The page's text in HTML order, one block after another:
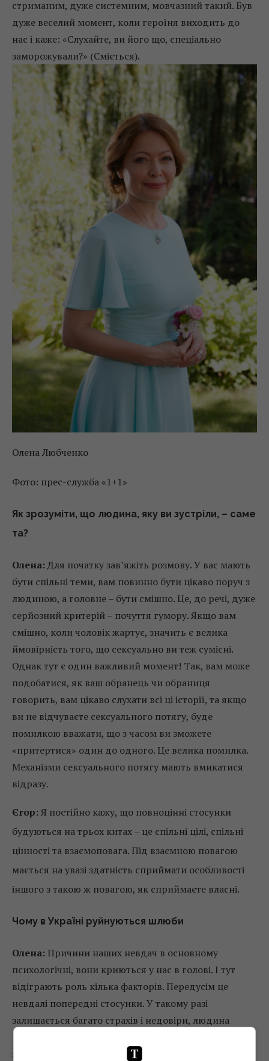
стриманим, дуже системним, мовчазний такий. Був
дуже веселий момент, коли героїня виходить до
нас і каже: «Слухайте, ви його що, спеціально
заморожували?» (Сміється).
Олена Любченко
Фото: прес-служба «1+1»
Як зрозуміти, що людина, яку ви зустріли, – саме
та?
Олена:Для початку зав’яжіть розмову. У вас мають
бути спільні теми, вам повинно бути цікаво поруч з
людиною, а головне – бути смішно. Це, до речі, дуже
серйозний критерій – почуття гумору. Якщо вам
смішно, коли чоловік жартує, значить є велика
ймовірність того, що сексуально ви теж сумісні.
Однак тут є один важливий момент! Так, вам може
подобатися, як ваш обранець чи обраниця
говорить, вам цікаво слухати всі ці історії, та якщо
ви не відчуваєте сексуального потягу, буде
помилкою вважати, що з часом ви зможете
«притертися» один до одного. Це велика помилка.
Механізми сексуального потягу мають вмикатися
відразу.
Єгор:Я постійно кажу, що повноцінні стосунки
будуються на трьох китах – це спільні цілі, спільні
цінності та взаємоповага. Під взаємною повагою
мається на увазі здатність сприймати особливості
іншого з такою ж повагою, як сприймаєте власні.
Чому в Україні руйнуються шлюби
Олена: Причини наших невдач в основному
психологічні, вони криються у нас в голові. І тут
відіграють роль кілька факторів. Передусім це
невдалі попередні стосунки. У такому разі
залишається багато страхів і недовіри, людина
проектує якісь минулі образи на нинішню ситуацію і
зрештою отримує дуже багато складнощів на